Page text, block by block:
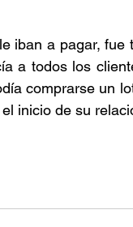
iban a pagar, fue
a todos los
comprarse un
inicio de su